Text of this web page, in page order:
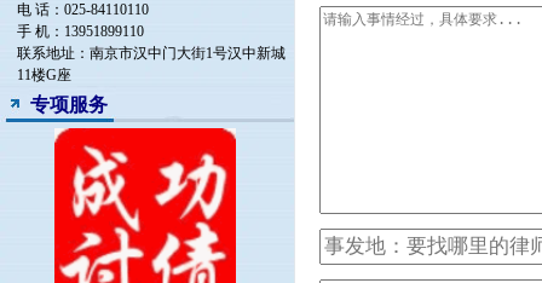
电 话：025-84110110
手 机：13951899110
联系地址：南京市汉中门大街1号汉中新城
11楼G座
专项服务